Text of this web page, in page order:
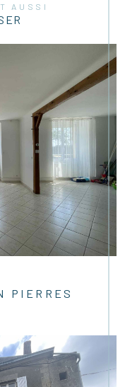
AUSSI
PIERRES